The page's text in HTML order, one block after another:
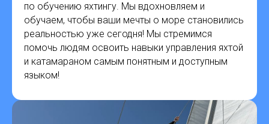
по обучению яхтингу. Мы вдохновляем и
обучаем, чтобы ваши мечты о море становились
реальностью уже сегодня! Мы стремимся
помочь людям освоить навыки управления яхтой
и катамараном самым понятным и доступным
языком!